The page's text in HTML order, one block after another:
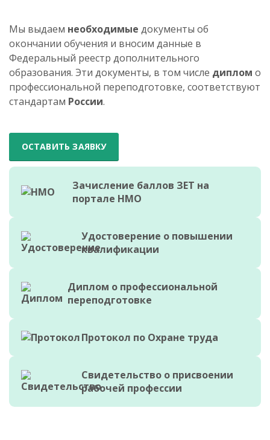
Мы выдаем необходимые документы об
окончании обучения и вносим данные в
Федеральный реестр дополнительного
образования. Эти документы, в том числе диплом о
профессиональной переподготовке, соответствуют
стандартам России.
ОСТАВИТЬ ЗАЯВКУ
Зачисление баллов ЗЕТ на
портале НМО
Удостоверение о повышении
квалификации
Диплом о профессиональной
переподготовке
Протокол по Охране труда
Свидетельство о присвоении
рабочей профессии